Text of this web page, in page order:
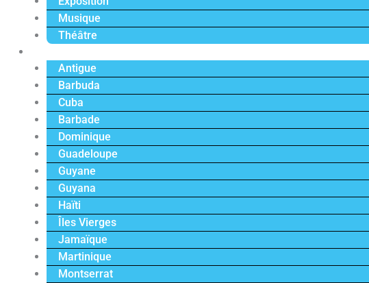
Musique
Théâtre
Antigue
Barbuda
Cuba
Barbade
Dominique
Guadeloupe
Guyane
Guyana
Haïti
Îles Vierges
Jamaïque
Martinique
Montserrat